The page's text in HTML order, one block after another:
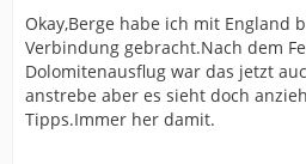
Okay,Berge habe ich mit England
Verbindung gebracht.Nach dem
Dolomitenausflug war das jetzt
anstrebe aber es sieht doch
Tipps.Immer her damit.